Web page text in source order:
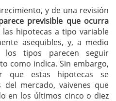
y de una revisión
previsible que ocurra
hipotecas a tipo variable
asequibles, y, a medio
los tipos parecen seguir
como indica. Sin embargo,
que estas hipotecas se
del mercado, vaivenes que
en los últimos cinco o diez